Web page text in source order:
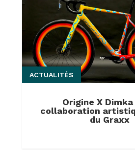
Origine X Dimka
collaboration
du Graxx
ACTUALITÉS